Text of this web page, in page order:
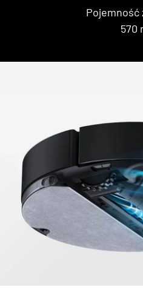
Pojemność
570